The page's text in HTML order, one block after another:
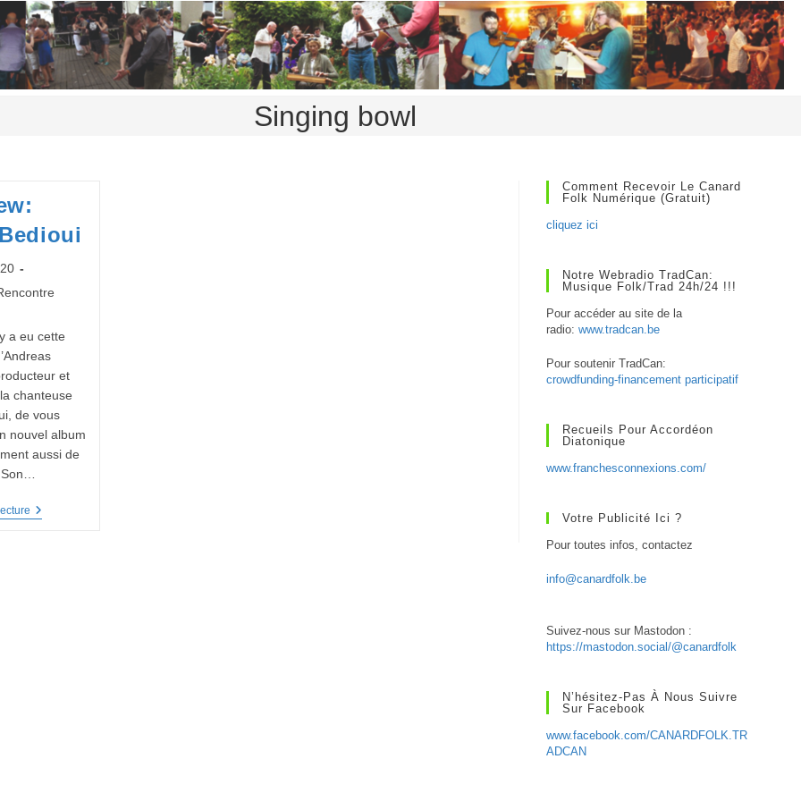
Singing bowl
a eu cette
et
chanteuse
de vous
nouvel album
aussi de
Interview:
Comment Recevoir Le Canard
Folk Numérique (gratuit)
cliquez ici
Notre Webradio TradCan:
Musique Folk/Trad 24h/24 !!!
Pour accéder au site de la
radio:www.tradcan.be
Pour soutenir TradCan:
crowdfunding-financement participatif
Recueils Pour Accordéon
Diatonique
www.franchesconnexions.com/
Votre Publicité Ici ?
Pour toutes infos, contactez
info@canardfolk.be
Suivez-nous sur Mastodon :
https://mastodon.social/@canardfolk
N’hésitez-Pas À Nous Suivre
Sur Facebook
www.facebook.com/CANARDFOLK.TR
ADCAN